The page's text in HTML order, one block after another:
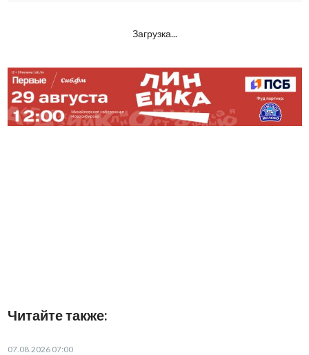
Загрузка...
Читайте также:
07.08.2026 07:00